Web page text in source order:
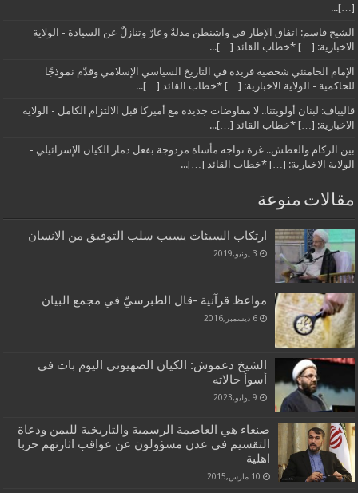
[…]...
الشيخ قاسم: اتفاق الإطار في واشنطن مذلةٌ وعارٌ وتنازلٌ عن السيادة - الولاية
الاخبارية: […] *خطاب القائد […]...
الإمام الخامنئي شخصية فريدة في التاريخ السياسي الإسلامي وقدّم نموذجًا
للحاكمية - الولاية الاخبارية: […] *خطاب القائد […]...
قاليباف: لبنان أولويتنا.. لا مفاوضات جديدة مع أميركا قبل الالتزام الكامل - الولاية
الاخبارية: […] *خطاب القائد […]...
بين الركام والعطش.. غزة تواجه مأساة مزدوجة بفعل دمار الكيان الإسرائيلي -
الولاية الاخبارية: […] *خطاب القائد […]...
مقالات منوعة
ارتكاب السيئات يسبب سلب التوفيق من الانسان
3 يونيو,2019
مواعظ قرآنية -قال الطبرسيّ في مجمع البيان
6 ديسمبر,2016
الشيخ دعموش: الكيان الصهيوني اليوم بات في
أسوأ حالاته
9 يوليو,2023
صنعاء هي العاصمة الرسمية والتاريخية لليمن ودعاة
التقسيم في عدن مسؤولون عن عواقب اثارتهم حربا
اهلية
10 مارس,2015